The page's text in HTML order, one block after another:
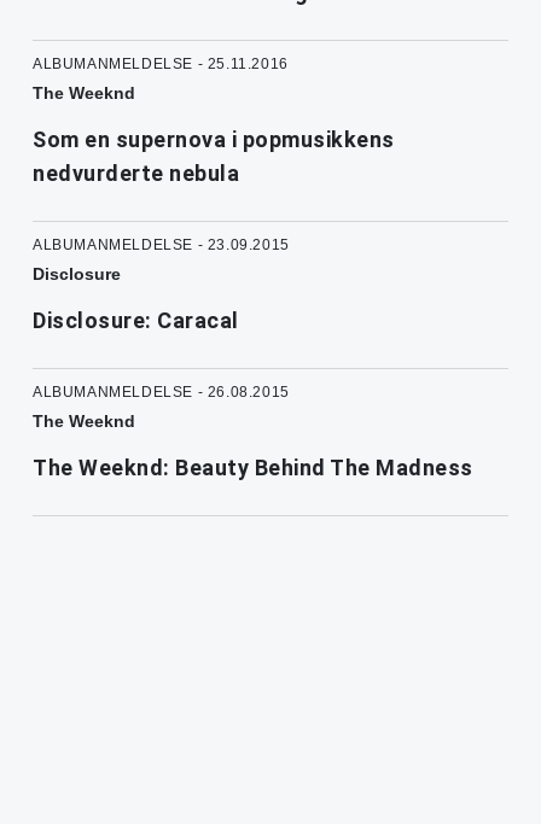
ALBUMANMELDELSE - 25.11.2016
The Weeknd
Som en supernova i popmusikkens
nedvurderte nebula
ALBUMANMELDELSE - 23.09.2015
Disclosure
Disclosure: Caracal
ALBUMANMELDELSE - 26.08.2015
The Weeknd
The Weeknd: Beauty Behind The Madness